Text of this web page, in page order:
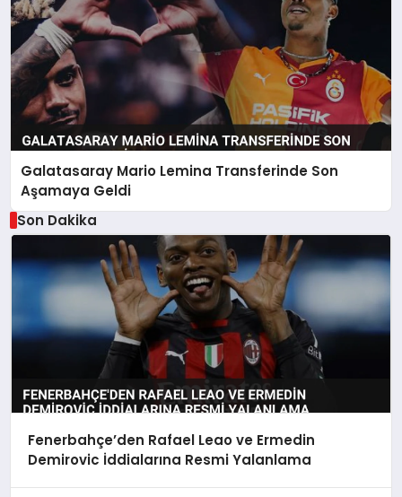
Galatasaray Mario Lemina Transferinde Son
Aşamaya Geldi
Son Dakika
Fenerbahçe’den Rafael Leao ve Ermedin
Demirovic İddialarına Resmi Yalanlama